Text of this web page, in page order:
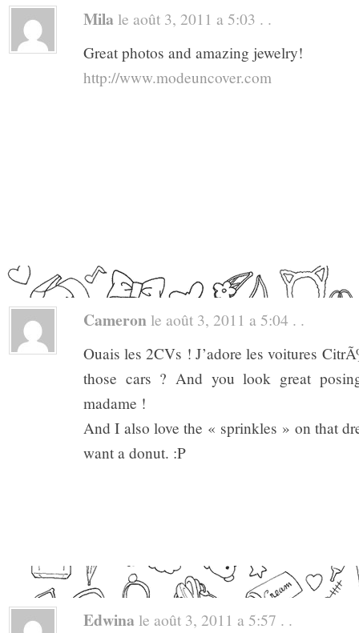
Mila le août 3, 2011 a 5:03 . .
Great photos and amazing jewelry!
http://www.modeuncover.com
Cameron le août 3, 2011 a 5:04 . .
Ouais les 2CVs ! J’adore les voitures
those cars ? And you look great
madame !
And I also love the « sprinkles » on that
want a donut. :P
Edwina le août 3, 2011 a 5:57 . .